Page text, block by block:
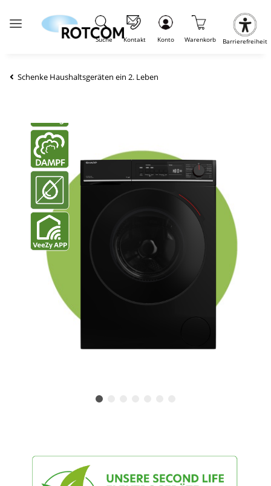
Suche Kontakt Konto Warenkorb Barrierefreiheit
Schenke Haushaltsgeräten ein 2. Leben